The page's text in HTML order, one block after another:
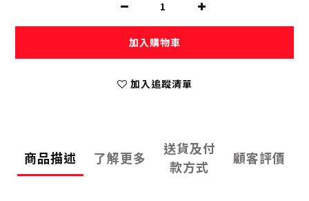
加入購物車
加入追蹤清單
商品描述 了解更多
送貨及付
款方式
顧客評價